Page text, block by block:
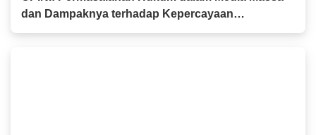
dan Dampaknya terhadap Kepercayaan
Masyarakat